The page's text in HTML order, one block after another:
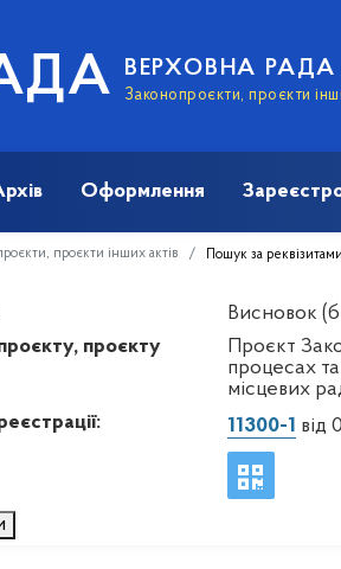
ВЕРХОВНА РАДА
Законопроєкти, проєкти
Оформлення
проєкти інших актів Пошук за реквізитами
Висновок
проєкту
Проєкт
процесах
місцевих
11300-1 від